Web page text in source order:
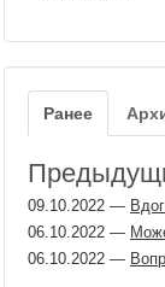
Ранее
09.10.2022 —
06.10.2022 —
06.10.2022 —